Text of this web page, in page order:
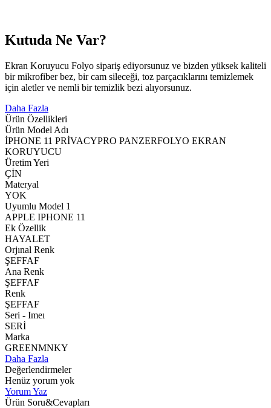
Kutuda Ne Var?
Ekran Koruyucu Folyo sipariş ediyorsunuz ve bizden yüksek kaliteli
bir mikrofiber bez, bir cam sileceği, toz parçacıklarını temizlemek
için aletler ve nemli bir temizlik bezi alıyorsunuz.
Daha Fazla
Ürün Özellikleri
Ürün Model Adı
İPHONE 11 PRİVACYPRO PANZERFOLYO EKRAN
KORUYUCU
Üretim Yeri
ÇİN
Materyal
YOK
Uyumlu Model 1
APPLE IPHONE 11
Ek Özellik
HAYALET
Orjınal Renk
ŞEFFAF
Ana Renk
ŞEFFAF
Renk
ŞEFFAF
Seri - Imeı
SERİ
Marka
GREENMNKY
Daha Fazla
Değerlendirmeler
Henüz yorum yok
Yorum Yaz
Ürün Soru&Cevapları